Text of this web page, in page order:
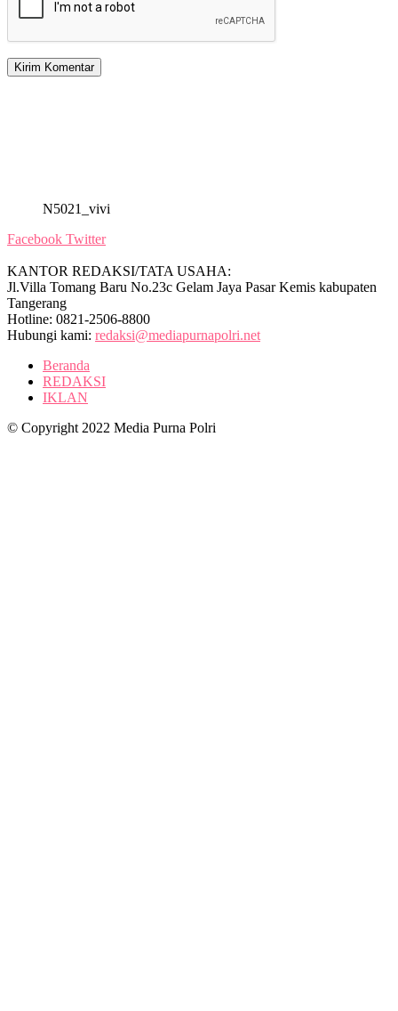
N5021_vivi
Facebook Twitter
KANTOR REDAKSI/TATA USAHA:
Jl.Villa Tomang Baru No.23c Gelam Jaya Pasar Kemis kabupaten
Tangerang
Hotline: 0821-2506-8800
Hubungi kami: redaksi@mediapurnapolri.net
Beranda
REDAKSI
IKLAN
© Copyright 2022 Media Purna Polri